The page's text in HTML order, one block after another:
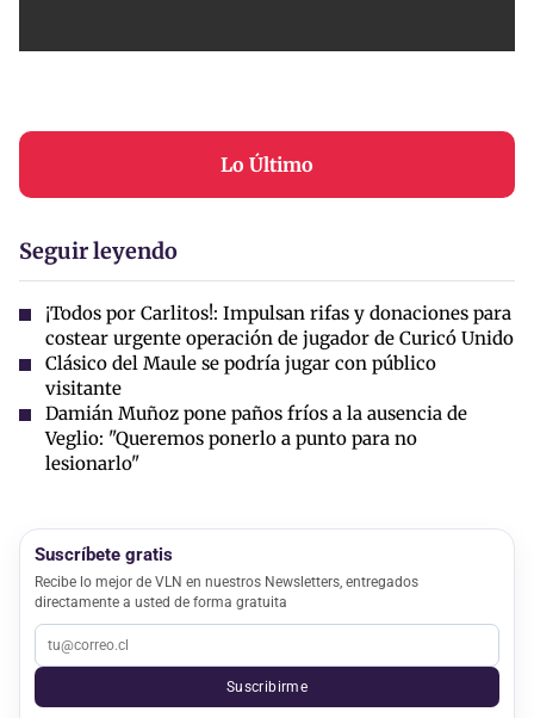
Lo Último
Seguir leyendo
¡Todos por Carlitos!: Impulsan rifas y donaciones para
costear urgente operación de jugador de Curicó Unido
Clásico del Maule se podría jugar con público
visitante
Damián Muñoz pone paños fríos a la ausencia de
Veglio: "Queremos ponerlo a punto para no
lesionarlo"
Suscríbete gratis
Recibe lo mejor de VLN en nuestros Newsletters, entregados
directamente a usted de forma gratuita
Suscribirme